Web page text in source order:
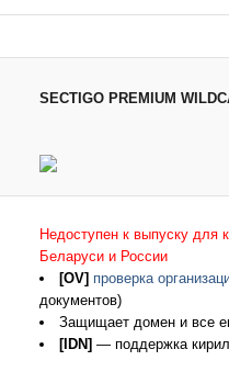
SECTIGO PREMIUM
Недоступен к выпуску для
Беларуси и России
[OV] проверка
документов)
Защищает домен и все
[IDN] — поддержка